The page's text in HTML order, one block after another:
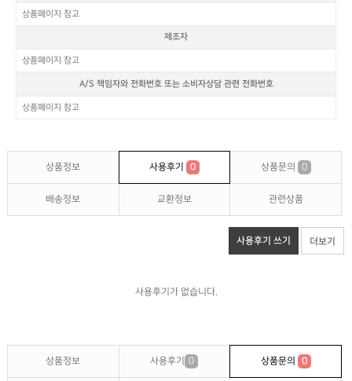
상품페이지 참고
제조자
상품페이지 참고
A/S 책임자와 전화번호 또는 소비자상담 관련 전화번호
상품페이지 참고
상품정보 사용후기 0 상품문의 0
배송정보 교환정보 관련상품
사용후기 쓰기 더보기
사용후기가 없습니다.
상품정보 사용후기 0 상품문의 0